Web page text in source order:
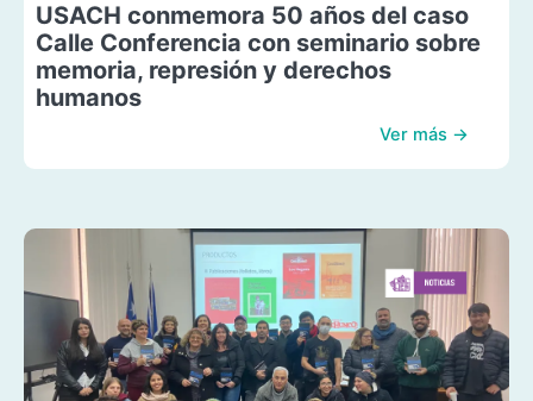
USACH conmemora 50 años del caso
Calle Conferencia con seminario sobre
memoria, represión y derechos
humanos
Ver más →